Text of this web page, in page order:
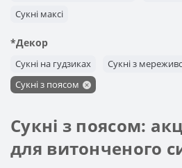
Сукні максі
*Декор
Сукні на гудзиках Сукні з
Сукні з поясом
Сукні з поясом:
для витонченого